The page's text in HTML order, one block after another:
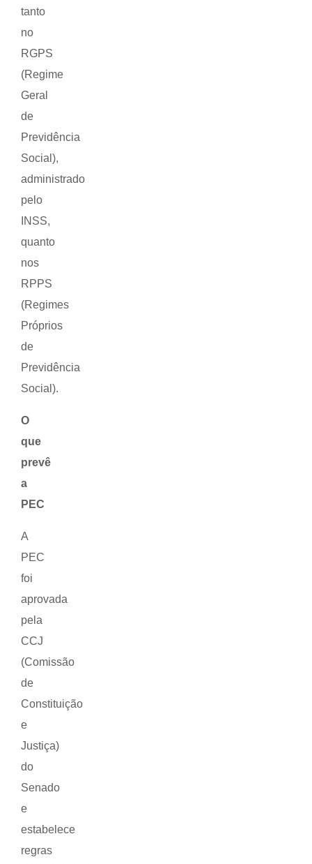
tanto
no
RGPS
(Regime
Geral
de
Previdência
Social),
administrado
pelo
INSS,
quanto
nos
RPPS
(Regimes
Próprios
de
Previdência
Social).
O
que
prevê
a
PEC
A
PEC
foi
aprovada
pela
CCJ
(Comissão
de
Constituição
e
Justiça)
do
Senado
e
estabelece
regras